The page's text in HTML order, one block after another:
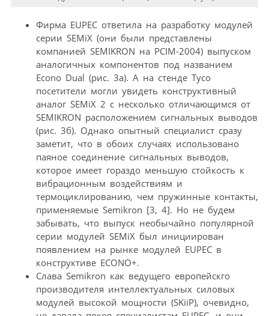
Фирма EUPEC ответила на разработку модулей
серии SEMiX (они были представлены
компанией SEMIKRON на PCIM-2004) выпуском
аналогичных компонентов под названием
Econo Dual (рис. 3а). А на стенде Tyco
посетители могли увидеть конструктивный
аналог SEMiX 2 с несколько отличающимся от
SEMIKRON расположением сигнальных выводов
(рис. 3б). Однако опытный специалист сразу
заметит, что в обоих случаях использовано
паяное соединение сигнальных выводов,
которое имеет гораздо меньшую стойкость к
вибрационным воздействиям и
термоциклированию, чем пружинные контакты,
применяемые Semikron [3, 4]. Но не будем
забывать, что выпуск необычайно популярной
серии модулей SEMiX был инициирован
появлением на рынке модулей EUPEC в
конструктиве ECONO+.
Слава Semikron как ведущего европейскго
производителя интеллектуальных силовых
модулей высокой мощности (SKiiP), очевидно,